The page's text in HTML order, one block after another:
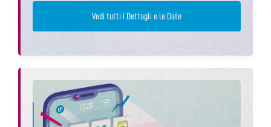
Vedi tutti i Dettagli e le Date